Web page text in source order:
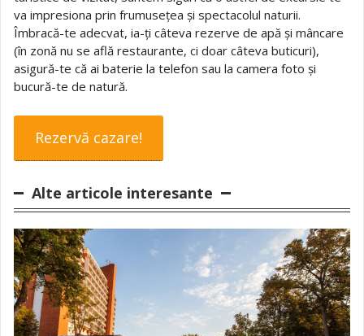
va impresiona prin frumusețea și spectacolul naturii.
Îmbracă-te adecvat, ia-ți câteva rezerve de apă și mâncare
(în zonă nu se află restaurante, ci doar câteva buticuri),
asigură-te că ai baterie la telefon sau la camera foto și
bucură-te de natură.
Rezervă cazare!
Alte articole interesante